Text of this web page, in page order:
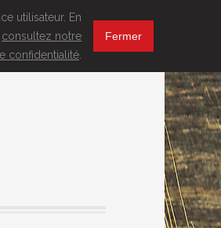
utilisateur. En
consultez notre
confidentialité
Fermer